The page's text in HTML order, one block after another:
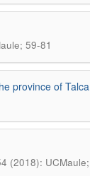
59-81
province of Talca
(2018):